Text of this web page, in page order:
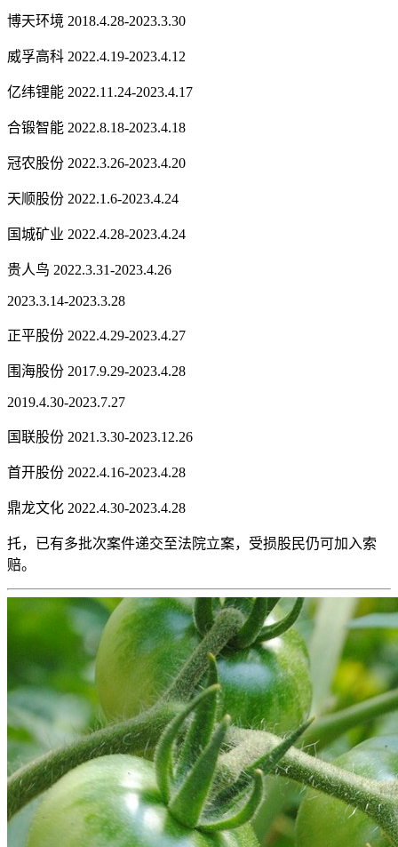
博天环境 2018.4.28-2023.3.30
威孚高科 2022.4.19-2023.4.12
亿纬锂能 2022.11.24-2023.4.17
合锻智能 2022.8.18-2023.4.18
冠农股份 2022.3.26-2023.4.20
天顺股份 2022.1.6-2023.4.24
国城矿业 2022.4.28-2023.4.24
贵人鸟 2022.3.31-2023.4.26
2023.3.14-2023.3.28
正平股份 2022.4.29-2023.4.27
围海股份 2017.9.29-2023.4.28
2019.4.30-2023.7.27
国联股份 2021.3.30-2023.12.26
首开股份 2022.4.16-2023.4.28
鼎龙文化 2022.4.30-2023.4.28
托，已有多批次案件递交至法院立案，受损股民仍可加入索
赔。